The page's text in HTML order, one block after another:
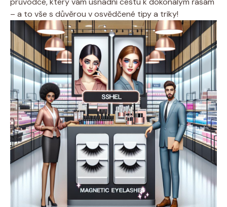
– a to vše s důvěrou v osvědčené tipy a triky!